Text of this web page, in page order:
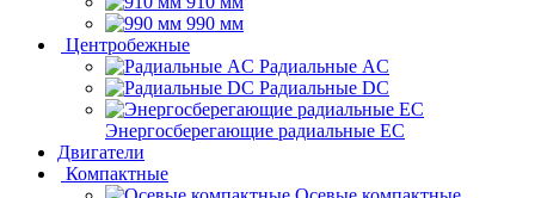
990 мм
Центробежные
Радиальные AC
Радиальные DC
Энергосберегающие радиальные EC
Двигатели
Компактные